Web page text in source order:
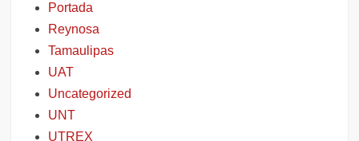
Portada
Reynosa
Tamaulipas
UAT
Uncategorized
UNT
UTREX